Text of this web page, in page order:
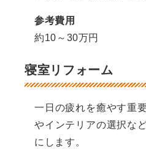
参考費用
約10～30万円
寝室リフォーム
一日の疲れを癒やす重
やインテリアの選択な
にします。